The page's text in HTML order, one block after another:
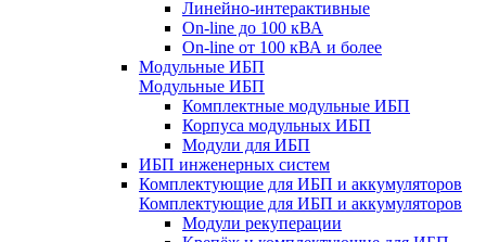
Линейно-интерактивные
On-line до 100 кВА
On-line от 100 кВА и более
Модульные ИБП
Модульные ИБП
Комплектные модульные ИБП
Корпуса модульных ИБП
Модули для ИБП
ИБП инженерных систем
Комплектующие для ИБП и аккумуляторов
Комплектующие для ИБП и аккумуляторов
Модули рекуперации